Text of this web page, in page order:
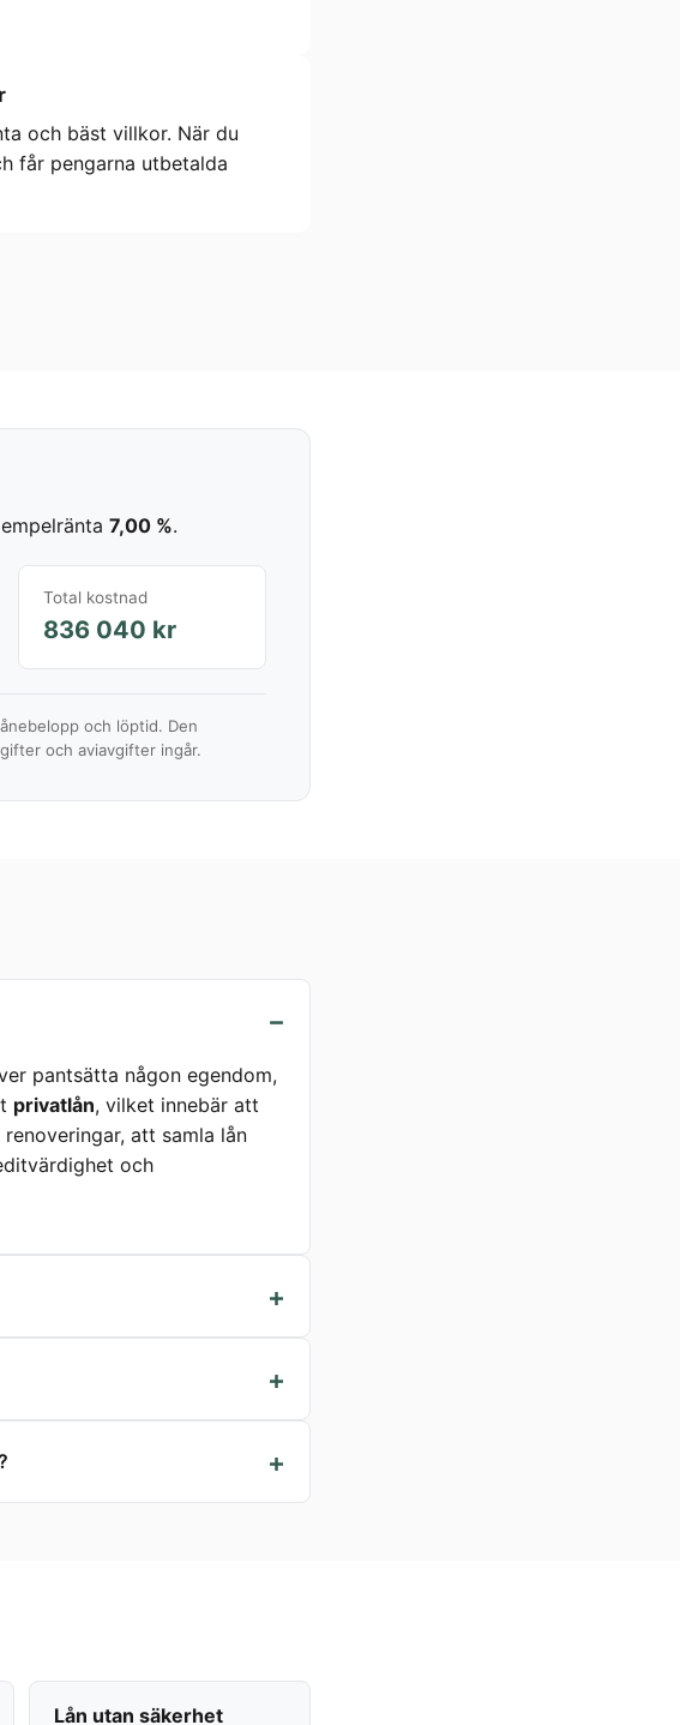
och bäst villkor. När du
får pengarna utbetalda
7,00 %.
Total kostnad
836 040 kr
och löptid. Den
och aviavgifter ingår.
pantsätta någon egendom,
privatlån, vilket innebär att
att samla lån
och
Lån utan säkerhet